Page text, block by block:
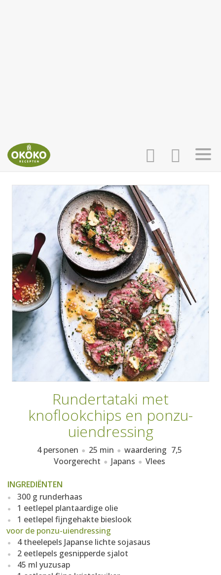
INLOGGEN
AANMELDEN
HOME
RECEPTEN
WEEKMENU'S
KOOKBOEKEN
Rundertataki met
knoflookchips en ponzu-
uiendressing
4 personen 25 min waardering 7,5
Voorgerecht
Japans Vlees
INGREDIËNTEN
300 g runderhaas
1 eetlepel plantaardige olie
1 eetlepel fijngehakte bieslook
voor de ponzu-uiendressing
4 theelepels Japanse lichte sojasaus
2 eetlepels gesnipperde sjalot
45 ml yuzusap